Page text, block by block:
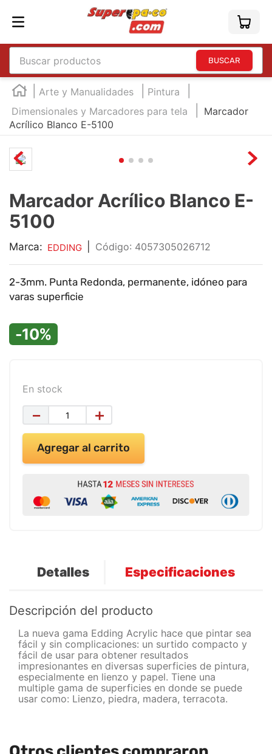
Buscar productos
Arte y Manualidades
Pintura
Dimensionales y Marcadores para tela
Marcador
Acrílico Blanco E-5100
Marcador Acrílico Blanco E-
5100
Marca: EDDING : 4057305026712
2-3mm. Punta Redonda, permanente, idóneo para
varas superficie
-10%
En stock
＋
－
Agregar al carrito
Detalles Especificaciones
Descripción del producto
La nueva gama Edding Acrylic hace que pintar sea
fácil y sin complicaciones: un surtido compacto y
fácil de usar para obtener resultados
impresionantes en diversas superficies de pintura,
especialmente en lienzo y papel. Tiene una
multiple gama de superficies en donde se puede
usar como: Lienzo, piedra, madera, terracota.
TÉRMINOS MÁS BUSCADOS
england
2.
marcador e300
3.
4.
marcadores
8.
teclado
10. cuadernos